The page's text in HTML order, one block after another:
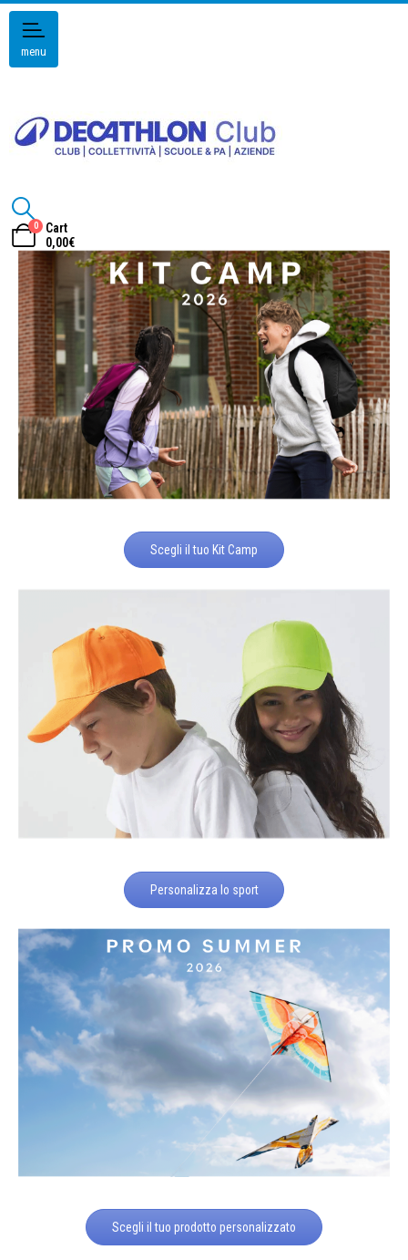
menu
0
Cart
0,00€
Scegli il tuo Kit Camp
Personalizza lo sport
Scegli il tuo prodotto personalizzato